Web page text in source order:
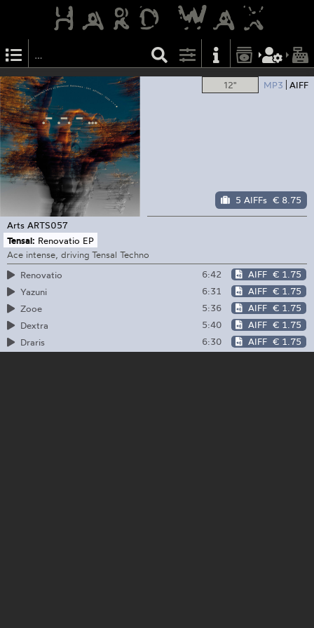
12" MP3 AIFF
5 AIFFs € 8.75
Arts ARTS057
Tensal: Renovatio EP
Ace intense, driving Tensal Techno
Renovatio
6:42 AIFF € 1.75
Yazuni
6:31 AIFF € 1.75
Zooe
5:36 AIFF € 1.75
Dextra
5:40 AIFF € 1.75
Draris
6:30 AIFF € 1.75